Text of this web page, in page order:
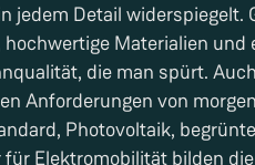
jedem Detail widerspiegelt.
Materialien und
die man spürt.
Anforderungen von
Photovoltaik,
Elektromobilität bilden